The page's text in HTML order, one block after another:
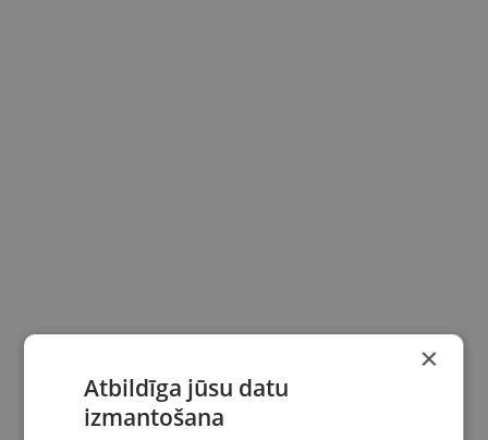
×
Atbildīga jūsu datu
izmantošana